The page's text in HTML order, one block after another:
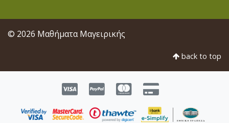
© 2026 Μαθήματα Μαγειρικής
back to top